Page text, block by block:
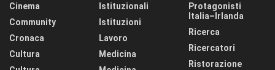
Cinema
Community
Cronaca
Cultura
Istituzionali
Istituzioni
Lavoro
Medicina
Protagonisti
Italia–Irlanda
Ricerca
Ricercatori
Ristorazione